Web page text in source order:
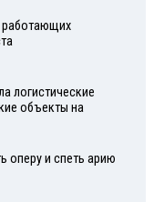
работающих
логистические
объекты на
оперу и спеть арию